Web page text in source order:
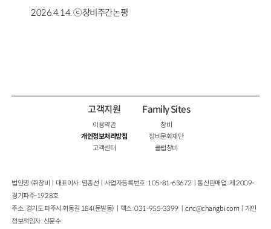
2026.4.14. ⓒ창비주간논평
고객지원
이용약관
개인정보처리방침
고객센터
Family Sites
창비
창비문화재단
클럽창비
법인명 : ㈜창비ㅣ대표이사 : 염종선ㅣ사업자등록번호 : 105-81-63672ㅣ통신판매업 : 제 2009-
경기파주-1928호
주소 : 경기도 파주시 회동길 184(문발동)ㅣ팩스 : 031-955-3399 ㅣcnc@changbi.com ㅣ개인
정보책임자 : 신문수